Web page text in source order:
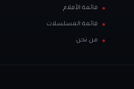
قائمة الأفلام
قائمة المسلسلات
من نحن